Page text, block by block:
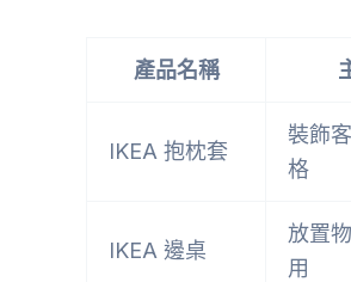
產品名稱
IKEA 抱枕套
裝飾
格
IKEA 邊桌
放置
用